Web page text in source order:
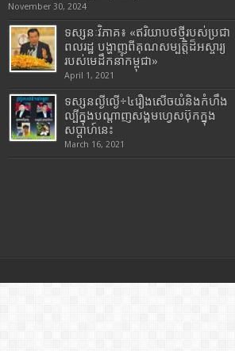
November 30, 2024
ទស្សនៈវិភាគ៖ «ឥរិយាបថថ្មីរបស់ប្រជា
ពលរដ្ឋ បង្ហាញពីគុណសម្បត្តិដ៏អស្ចារ្យ
របស់មេដឹកនាំកម្ពុជា»
April 1, 2021
ទស្សនល្ងីល្ងើ÷៤រឿងសើចយំនិងកំហឹង
ល្បីក្នុងបណ្តាញសង្គមហ្វេសប៊ុកក្នុង
សប្តាហ៍នេះ
March 16, 2021